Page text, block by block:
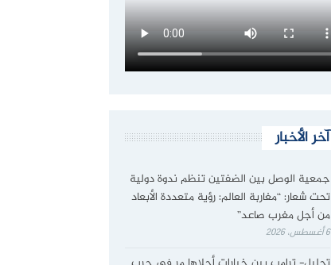
آخر الأخبار
جمعية الوصل بين الضفتين تنظم ندوة دولية
تحت شعار: “مغاربة العالم: رؤية متعددة الأبعاد
من أجل مغرب صاعد”
6 أغسطس، 2026